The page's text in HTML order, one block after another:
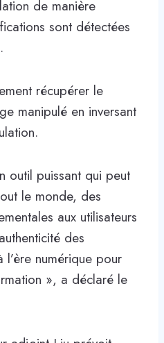
de manière
sont détectées
récupérer le
manipulé en inversant
outil puissant qui peut
le monde, des
aux utilisateurs
des
l’ère numérique pour
», a déclaré le